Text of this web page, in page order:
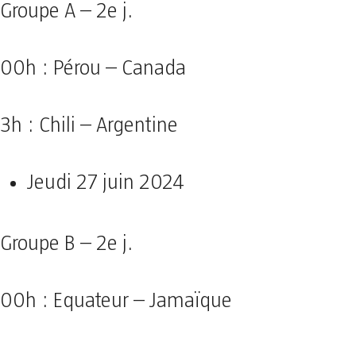
Groupe A – 2e j.
00h : Pérou – Canada
3h : Chili – Argentine
Jeudi 27 juin 2024
Groupe B – 2e j.
00h : Equateur – Jamaïque